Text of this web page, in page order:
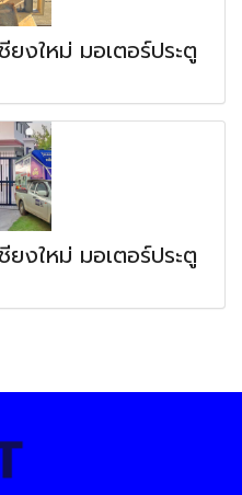
งใหม่ มอเตอร์ประตู
งใหม่ มอเตอร์ประตู